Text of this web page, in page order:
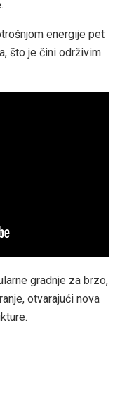
energije pet
što je čini održivim
gradnje za brzo,
otvarajući nova